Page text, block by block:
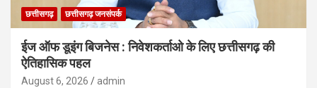
छत्तीसगढ़ छत्तीसगढ़ जनसंपर्क
ईज ऑफ डूइंग बिजनेस : निवेशकर्ताओ के लिए छत्तीसगढ़ की
ऐतिहासिक पहल
August 6, 2026 admin